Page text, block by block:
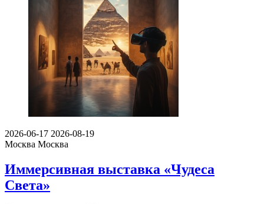
2026-06-17 2026-08-19
Москва Москва
Иммерсивная выставка «Чудеса
Света»